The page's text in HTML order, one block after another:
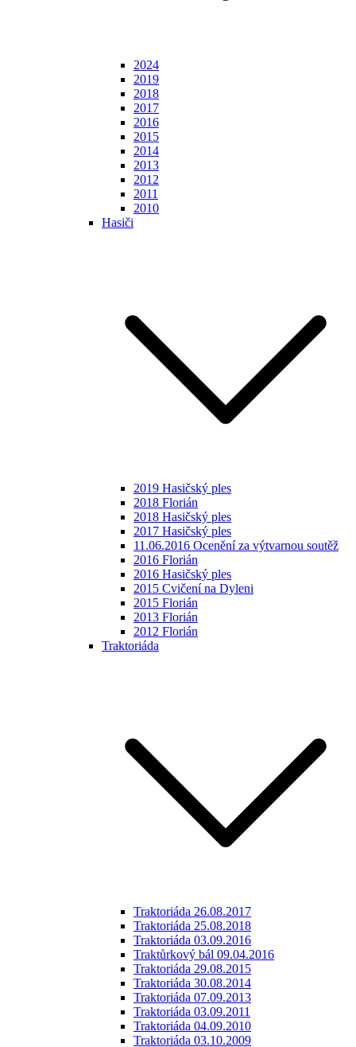
2024
2019
2018
2017
2016
2015
2014
2013
2012
2011
2010
Hasiči
2019 Hasičský ples
2018 Florián
2018 Hasičský ples
2017 Hasičský ples
11.06.2016 Ocenění za výtvarnou soutěž
2016 Florián
2016 Hasičský ples
2015 Cvičení na Dyleni
2015 Florián
2013 Florián
2012 Florián
Traktoriáda
Traktoriáda 26.08.2017
Traktoriáda 25.08.2018
Traktoriáda 03.09.2016
Traktůrkový bál 09.04.2016
Traktoriáda 29.08.2015
Traktoriáda 30.08.2014
Traktoriáda 07.09.2013
Traktoriáda 03.09.2011
Traktoriáda 04.09.2010
Traktoriáda 03.10.2009